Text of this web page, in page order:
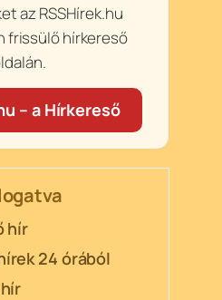
az RSSHírek.hu
frissülő hírkereső
– a Hírkereső
hír
24 órából